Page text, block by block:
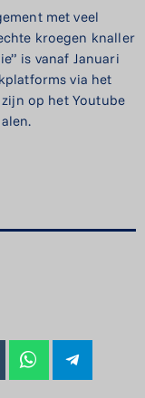
met veel
kroegen knaller
is vanaf Januari
via het
op het Youtube